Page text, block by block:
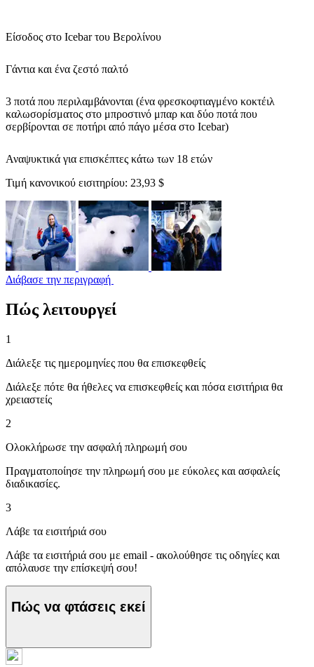
Είσοδος στο Icebar του Βερολίνου
Γάντια και ένα ζεστό παλτό
3 ποτά που περιλαμβάνονται (ένα φρεσκοφτιαγμένο κοκτέιλ
καλωσορίσματος στο μπροστινό μπαρ και δύο ποτά που
σερβίρονται σε ποτήρι από πάγο μέσα στο Icebar)
Αναψυκτικά για επισκέπτες κάτω των 18 ετών
Τιμή κανονικού εισιτηρίου: 23,93 $
Διάβασε την περιγραφή
Πώς λειτουργεί
1
Διάλεξε τις ημερομηνίες που θα επισκεφθείς
Διάλεξε πότε θα ήθελες να επισκεφθείς και πόσα εισιτήρια θα
χρειαστείς
2
Ολοκλήρωσε την ασφαλή πληρωμή σου
Πραγματοποίησε την πληρωμή σου με εύκολες και ασφαλείς
διαδικασίες.
3
Λάβε τα εισιτήριά σου
Λάβε τα εισιτήριά σου με email - ακολούθησε τις οδηγίες και
απόλαυσε την επίσκεψή σου!
Πώς να φτάσεις εκεί